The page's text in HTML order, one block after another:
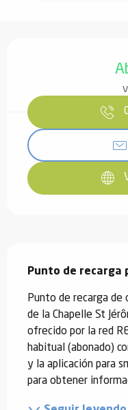
Punto de recarga
Punto de recarga de
de la Chapelle St
ofrecido por la red
habitual (abonado)
y la aplicación para
para obtener